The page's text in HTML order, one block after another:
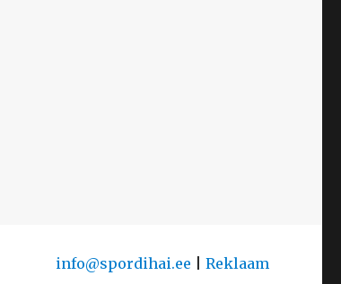
info@spordihai.ee Reklaam